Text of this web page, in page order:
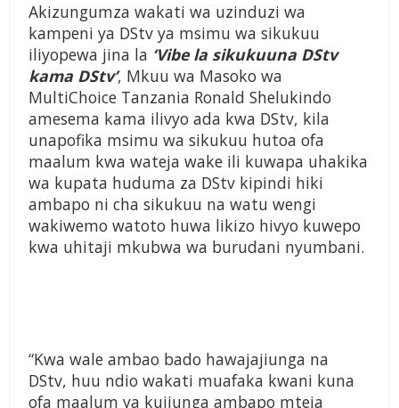
Akizungumza wakati wa uzinduzi wa
kampeni ya DStv ya msimu wa sikukuu
iliyopewa jina la ‘Vibe la sikukuuna DStv
kama DStv’, Mkuu wa Masoko wa
MultiChoice Tanzania Ronald Shelukindo
amesema kama ilivyo ada kwa DStv, kila
unapofika msimu wa sikukuu hutoa ofa
maalum kwa wateja wake ili kuwapa uhakika
wa kupata huduma za DStv kipindi hiki
ambapo ni cha sikukuu na watu wengi
wakiwemo watoto huwa likizo hivyo kuwepo
kwa uhitaji mkubwa wa burudani nyumbani.
“Kwa wale ambao bado hawajajiunga na
DStv, huu ndio wakati muafaka kwani kuna
ofa maalum ya kujiunga ambapo mteja